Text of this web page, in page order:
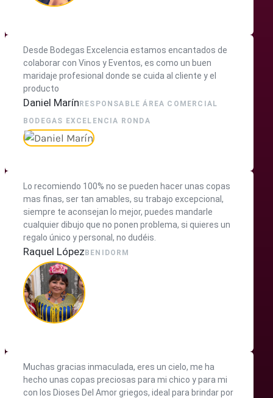
Desde Bodegas Excelencia estamos encantados de
colaborar con Vinos y Eventos, es como un buen
maridaje profesional donde se cuida al cliente y el
producto
Daniel Marín RESPONSABLE ÁREA COMERCIAL
BODEGAS EXCELENCIA RONDA
Lo recomiendo 100% no se pueden hacer unas copas
mas finas, ser tan amables, su trabajo excepcional,
siempre te aconsejan lo mejor, puedes mandarle
cualquier dibujo que no ponen problema, si quieres un
regalo único y personal, no dudéis.
Raquel López BENIDORM
Muchas gracias inmaculada, eres un cielo, me ha
hecho unas copas preciosas para mi chico y para mi
con los Dioses Del Amor griegos, ideal para brindar por